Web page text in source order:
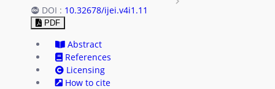
radio_button_unchecked
Guidelines
radio_button_unchecked Author Fees
DOI : 10.32678/ijei.v4i1.11
PDF
Abstract
References
Licensing
How to cite